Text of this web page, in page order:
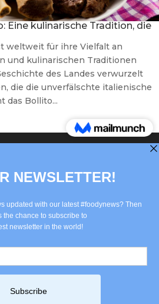
Eine kulinarische Tradition, die
weltweit für ihre Vielfalt an
und kulinarischen Traditionen
des Landes verwurzelt
die die unverfälschte italienische
das Bollito...
2022 +49(0)30
italian.com
Privacy Policy